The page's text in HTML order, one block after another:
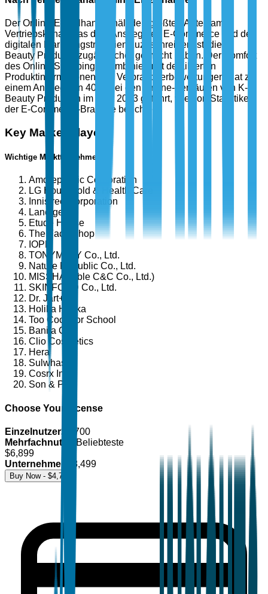
Der Online-Einzelhandel hält den größten Anteil am
Vertriebskanal, was dem Anstieg des E-Commerce und der
digitalen Marketingstrategien zuzuschreiben ist, die K-
Beauty Produkte zugänglicher gemacht haben. Der Komfort
des Online-Shoppings, kombiniert mit detaillierten
Produktinformationen und Verbraucherbewertungen, hat zu
einem Anstieg von 40 % bei den Online-Verkäufen von K-
Beauty Produkten im Jahr 2023 geführt, wie von Statistiken
der E-Commerce-Branche berichtet.
Key Market Players
Wichtige Marktteilnehmer
Amorepacific Corporation
LG Household & Health Care
Innisfree Corporation
Laneige
Etude House
The Face Shop
IOPE
TONYMOLY Co., Ltd.
Nature Republic Co., Ltd.
MISSHA (Able C&C Co., Ltd.)
SKINFOOD Co., Ltd.
Dr. Jart+
Holika Holika
Too Cool For School
Banila Co.
Clio Cosmetics
Hera
Sulwhasoo
Cosrx Inc.
Son & Park
Choose Your License
Einzelnutzer$
4,700
Mehrfachnutzer
Beliebteste
$6,899
Unternehmen
8,499
Buy Now - $4,700